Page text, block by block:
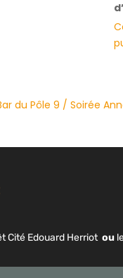
du Pôle 9 / Soirée
Cité Edouard Herriot ou